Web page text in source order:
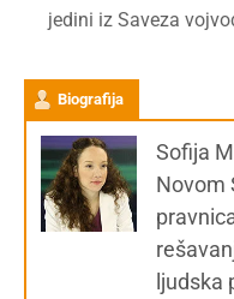
jedini iz Saveza
Biografija
Sofija
Novom
ljudska